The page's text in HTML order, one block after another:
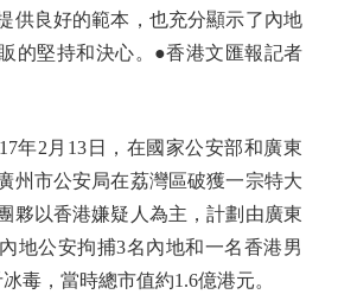
供良好的範本，也充分顯示了內地
的堅持和決心。●香港文匯報記者
2月13日，在國家公安部和廣東
州市公安局在荔灣區破獲一宗特大
夥以香港嫌疑人為主，計劃由廣東
地公安拘捕3名內地和一名香港男
毒，當時總市值約1.6億港元。